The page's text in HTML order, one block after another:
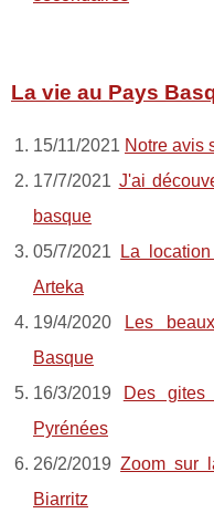
La vie au Pays
15/11/2021 Notre avis
17/7/2021 J'ai
basque
05/7/2021
La
Arteka
19/4/2020
Les
Basque
16/3/2019
Des gites
Pyrénées
26/2/2019Zoom sur
Biarritz